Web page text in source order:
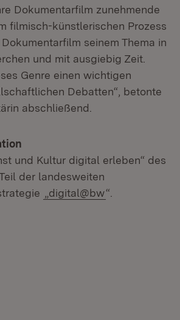
Dokumentarfilm zunehmende
filmisch-künstlerischen Prozess
seinem Thema in
und mit ausgiebig Zeit.
Genre einen wichtigen
Debatten“, betonte
abschließend.
und Kultur digital erleben“ des
der landesweiten
„digital@bw“.